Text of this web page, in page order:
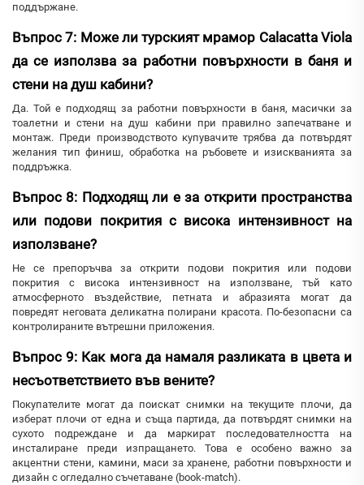
поддържане.
Въпрос 7: Може ли турският мрамор Calacatta Viola
да се използва за работни повърхности в баня и
стени на душ кабини?
Да. Той е подходящ за работни повърхности в баня, масички за
тоалетни и стени на душ кабини при правилно запечатване и
монтаж. Преди производството купувачите трябва да потвърдят
желания тип финиш, обработка на ръбовете и изискванията за
поддръжка.
Въпрос 8: Подходящ ли е за открити пространства
или подови покрития с висока интензивност на
използване?
Не се препоръчва за открити подови покрития или подови
покрития с висока интензивност на използване, тъй като
атмосферното въздействие, петната и абразията могат да
повредят неговата деликатна полирани красота. По-безопасни са
контролираните вътрешни приложения.
Въпрос 9: Как мога да намаля разликата в цвета и
несъответствието във вените?
Покупателите могат да поискат снимки на текущите плочи, да
изберат плочи от една и съща партида, да потвърдят снимки на
сухото подреждане и да маркират последователността на
инсталиране преди изпращането. Това е особено важно за
акцентни стени, камини, маси за хранене, работни повърхности и
дизайн с огледално съчетаване (book-match).